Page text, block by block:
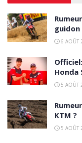
guidon
6 AOÛT
Honda
5 AOÛT
KTM ?
5 AOÛT